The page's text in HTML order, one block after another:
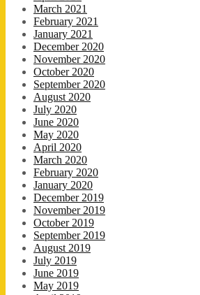
March 2021
February 2021
January 2021
December 2020
November 2020
October 2020
September 2020
August 2020
July 2020
June 2020
May 2020
April 2020
March 2020
February 2020
January 2020
December 2019
November 2019
October 2019
September 2019
August 2019
July 2019
June 2019
May 2019